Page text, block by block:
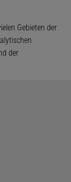
Gebieten der
der